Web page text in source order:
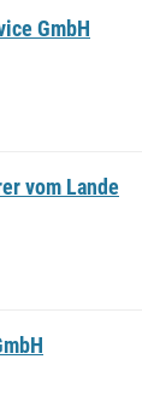
GmbH
vom Lande